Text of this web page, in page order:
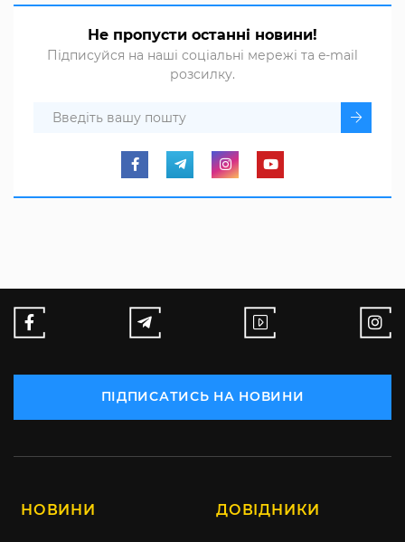
Не пропусти останні новини!
Підписуйся на наші соціальні мережі та e-mail
розсилку.
ПІДПИСАТИСЬ НА НОВИНИ
НОВИНИ ДОВІДНИКИ